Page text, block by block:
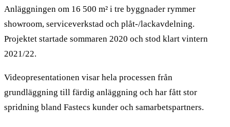
Anläggningen om 16 500 m² i tre byggnader rymmer
showroom, serviceverkstad och plåt-/lackavdelning.
Projektet startade sommaren 2020 och stod klart vintern
2021/22.
Videopresentationen visar hela processen från
grundläggning till färdig anläggning och har fått stor
spridning bland Fastecs kunder och samarbetspartners.